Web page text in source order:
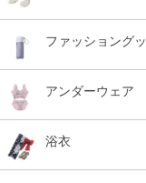
ファッショング
アンダーウェア
浴衣